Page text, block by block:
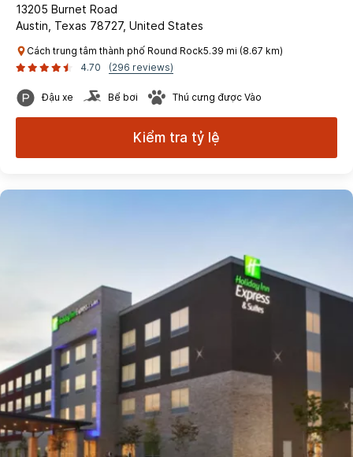
13205 Burnet Road
Austin, Texas 78727, United States
Cách trung tâm thành phố Round Rock5.39 mi (8.67 km)
4.70
(296 reviews)
Đậu xe Bể bơi Thú cưng được Vào
Kiểm tra tỷ lệ